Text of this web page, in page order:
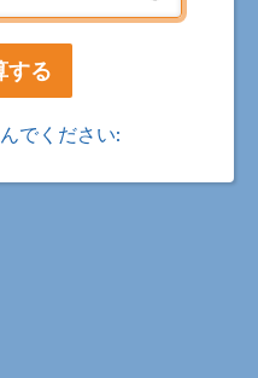
でください: